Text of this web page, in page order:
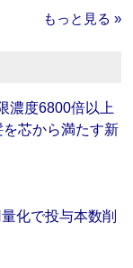
もっと見る »
濃度6800倍以上
芯から満たす新
化で投与本数削